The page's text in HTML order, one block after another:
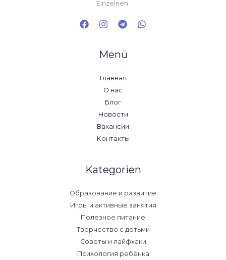
Einzelnen.
Menü
Главная
О нас
Блог
Новости
Вакансии
Контакты
Kategorien
Образование и развитие
Игры и активные занятия
Полезное питание
Творчество с детьми
Советы и лайфхаки
Психология ребёнка